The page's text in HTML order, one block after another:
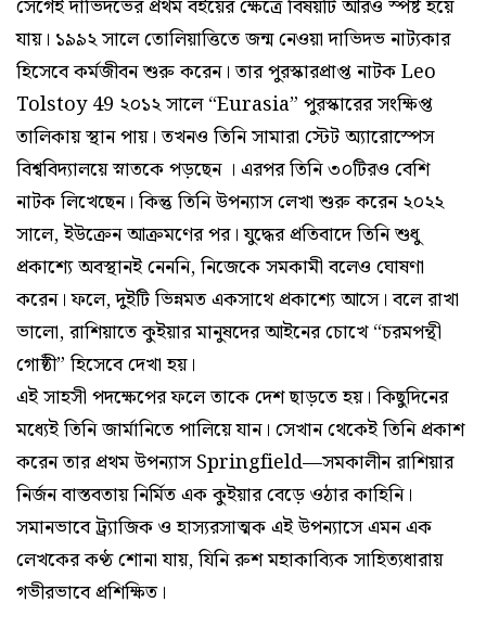
সের্গেই দাভিদভের প্রথম বইয়ের ক্ষেত্রে বিষয়টি আরও স্পষ্ট হয়ে
যায়। ১৯৯২ সালে তোলিয়াত্তিতে জন্ম নেওয়া দাভিদভ নাট্যকার
হিসেবে কর্মজীবন শুরু করেন। তার পুরস্কারপ্রাপ্ত নাটক Leo
Tolstoy 49 ২০১২ সালে “Eurasia” পুরস্কারের সংক্ষিপ্ত
তালিকায় স্থান পায়। তখনও তিনি সামারা স্টেট অ্যারোস্পেস
বিশ্ববিদ্যালয়ে স্নাতকে পড়ছেন । এরপর তিনি ৩০টিরও বেশি
নাটক লিখেছেন। কিন্তু তিনি উপন্যাস লেখা শুরু করেন ২০২২
সালে, ইউক্রেন আক্রমণের পর। যুদ্ধের প্রতিবাদে তিনি শুধু
প্রকাশ্যে অবস্থানই নেননি, নিজেকে সমকামী বলেও ঘোষণা
করেন। ফলে, দুইটি ভিন্নমত একসাথে প্রকাশ্যে আসে। বলে রাখা
ভালো, রাশিয়াতে কুইয়ার মানুষদের আইনের চোখে “চরমপন্থী
গোষ্ঠী” হিসেবে দেখা হয়।
এই সাহসী পদক্ষেপের ফলে তাকে দেশ ছাড়তে হয়। কিছুদিনের
মধ্যেই তিনি জার্মানিতে পালিয়ে যান। সেখান থেকেই তিনি প্রকাশ
করেন তার প্রথম উপন্যাস Springfield—সমকালীন রাশিয়ার
নির্জন বাস্তবতায় নির্মিত এক কুইয়ার বেড়ে ওঠার কাহিনি।
সমানভাবে ট্র্যাজিক ও হাস্যরসাত্মক এই উপন্যাসে এমন এক
লেখকের কণ্ঠ শোনা যায়, যিনি রুশ মহাকাব্যিক সাহিত্যধারায়
গভীরভাবে প্রশিক্ষিত।